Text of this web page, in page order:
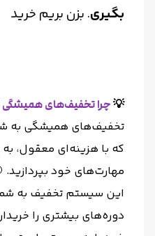
بگیری. بزن بریم خرید
💡چرا تخفیف‌های همیشگی
تخفیف‌های همیشگی به
که با هزینه‌ای معقول،
مهارت‌های خود بپردازید.
این سیستم تخفیف به
دوره‌های بیشتری را